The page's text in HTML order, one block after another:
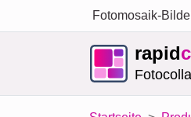
Fotomosaik-
rapid